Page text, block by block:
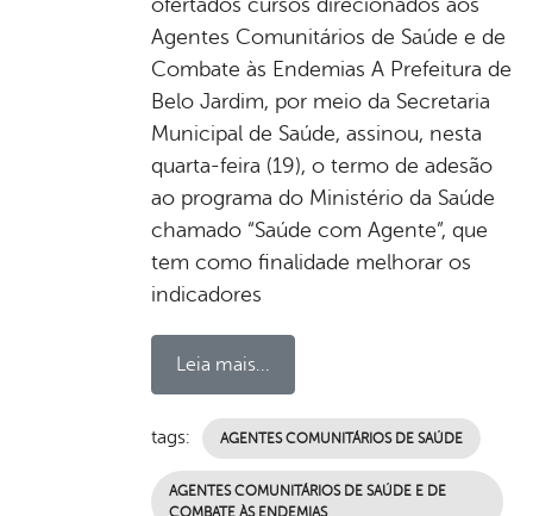
Agentes Comunitários de Saúde e de
Combate às Endemias A Prefeitura de
Belo Jardim, por meio da Secretaria
Municipal de Saúde, assinou, nesta
quarta-feira (19), o termo de adesão
ao programa do Ministério da Saúde
chamado “Saúde com Agente”, que
tem como finalidade melhorar os
indicadores
Leia mais...
tags: AGENTES COMUNITÁRIOS DE SAÚDE
AGENTES COMUNITÁRIOS DE SAÚDE E DE
COMBATE ÀS ENDEMIAS